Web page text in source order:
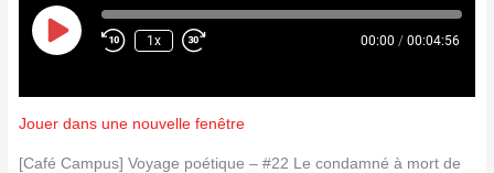
Play
Episode
1x 00:00 / 00:04:56
Jouer dans une nouvelle fenêtre
[Café Campus] Voyage poétique – #22 Le condamné à mort de